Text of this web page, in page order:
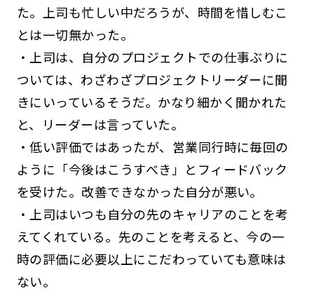
た。上司も忙しい中だろうが、時間を惜しむこ
とは一切無かった。
・上司は、自分のプロジェクトでの仕事ぶりに
ついては、わざわざプロジェクトリーダーに聞
きにいっているそうだ。かなり細かく聞かれた
と、リーダーは言っていた。
・低い評価ではあったが、営業同行時に毎回の
ように「今後はこうすべき」とフィードバック
を受けた。改善できなかった自分が悪い。
・上司はいつも自分の先のキャリアのことを考
えてくれている。先のことを考えると、今の一
時の評価に必要以上にこだわっていても意味は
ない。